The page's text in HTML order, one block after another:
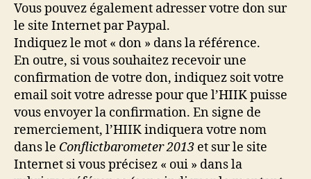
Vous pouvez également adresser votre don sur
le site Internet par Paypal.
Indiquez le mot « don » dans la référence.
En outre, si vous souhaitez recevoir une
confirmation de votre don, indiquez soit votre
email soit votre adresse pour que l’HIIK puisse
vous envoyer la confirmation. En signe de
remerciement, l’HIIK indiquera votre nom
dans le Conflictbarometer 2013 et sur le site
Internet si vous précisez « oui » dans la